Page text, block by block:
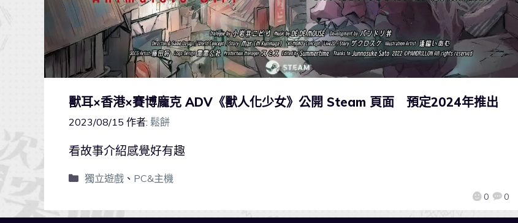
獸耳×香港×賽博龐克 ADV《獸人化少女》公開 Steam 頁面 預定2024年推出
2023/08/15 作者: 鬆餅
0 0
看故事介紹感覺好有趣
獨立遊戲、 PC&主機